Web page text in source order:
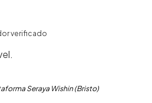
verificado
Seraya Wishin (Bristo)